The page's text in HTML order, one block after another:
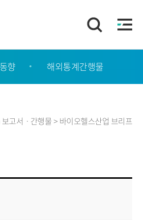
향 해외통계간행물
Home
보고서ㆍ간행물 > 바이오헬스산업 브리프